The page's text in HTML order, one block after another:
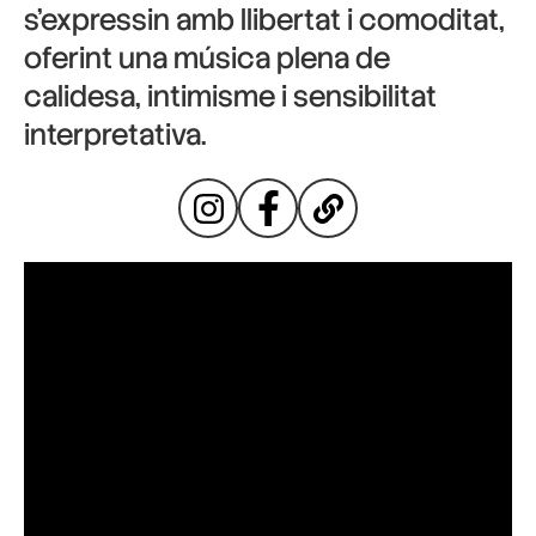
s’expressin amb llibertat i comoditat,
oferint una música plena de
calidesa, intimisme i sensibilitat
interpretativa.